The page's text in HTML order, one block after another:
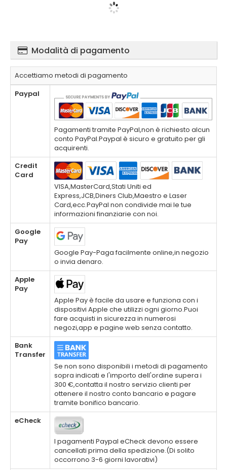
Modalità di pagamento
Accettiamo metodi di pagamento
Paypal
Pagamenti tramite PayPal,non è richiesto alcun
conto PayPal.Paypal è sicuro e gratuito per gli
acquirenti.
Credit
Card
VISA,MasterCard,Stati Uniti ed
Express,JCB,Diners Club,Maestro e Laser
Card,ecc.PayPal non condivide mai le tue
informazioni finanziarie con noi.
Google
Pay
Google Pay-Paga facilmente online,in negozio
o invia denaro.
Apple
Pay
Apple Pay è facile da usare e funziona con i
dispositivi Apple che utilizzi ogni giorno.Puoi
fare acquisti in sicurezza in numerosi
negozi,app e pagine web senza contatto.
Bank
Transfer
Se non sono disponibili i metodi di pagamento
sopra indicati e l'importo dell'ordine supera i
300 €,contatta il nostro servizio clienti per
ottenere il nostro conto bancario e pagare
tramite bonifico bancario.
eCheck
I pagamenti Paypal eCheck devono essere
cancellati prima della spedizione.(Di solito
occorrono 3-6 giorni lavorativi)